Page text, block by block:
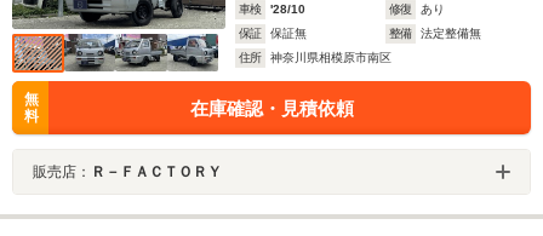
車検
'28/10 修復
あり
保証
保証無 整備
法定整備無
住所
神奈川県相模原市南区
無
料
在庫確認・見積依頼
販売店： Ｒ－ＦＡＣＴＯＲＹ